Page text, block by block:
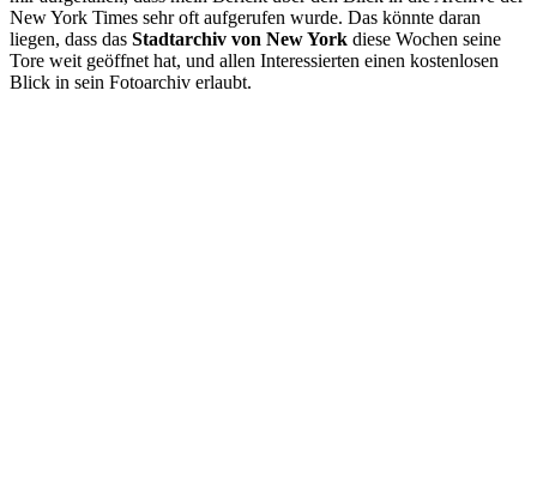
New York Times sehr oft aufgerufen wurde. Das könnte daran
liegen, dass das Stadtarchiv von New York diese Wochen seine
Tore weit geöffnet hat, und allen Interessierten einen kostenlosen
Blick in sein Fotoarchiv erlaubt.